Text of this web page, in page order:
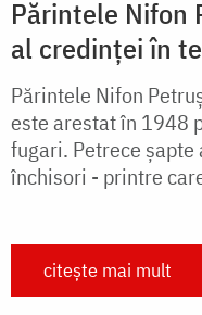
Părintele Nifon
al credinței în
Părintele Nifon
este arestat în 1948
fugari. Petrece
închisori - printre
citește mai mult